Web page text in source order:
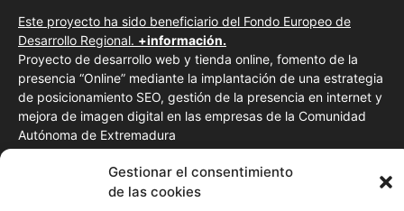
Gestionar el consentimiento
de las cookies
Este proyecto ha sido beneficiario del Fondo Europeo de
Desarrollo Regional. +información.
Proyecto de desarrollo web y tienda online, fomento de la
presencia “Online” mediante la implantación de una estrategia
de posicionamiento SEO, gestión de la presencia en internet y
mejora de imagen digital en las empresas de la Comunidad
Autónoma de Extremadura